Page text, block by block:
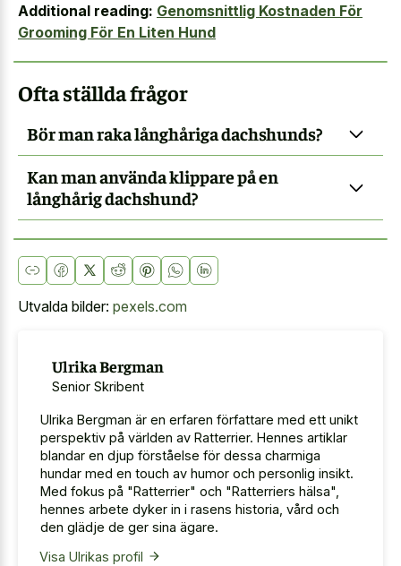
Additional reading: Genomsnittlig Kostnaden För
Grooming För En Liten Hund
Ofta ställda frågor
Bör man raka långhåriga dachshunds?
Kan man använda klippare på en
långhårig dachshund?
Utvalda bilder: pexels.com
Ulrika Bergman
Senior Skribent
Ulrika Bergman är en erfaren författare med ett unikt
perspektiv på världen av Ratterrier. Hennes artiklar
blandar en djup förståelse för dessa charmiga
hundar med en touch av humor och personlig insikt.
Med fokus på "Ratterrier" och "Ratterriers hälsa",
hennes arbete dyker in i rasens historia, vård och
den glädje de ger sina ägare.
Visa Ulrikas profil